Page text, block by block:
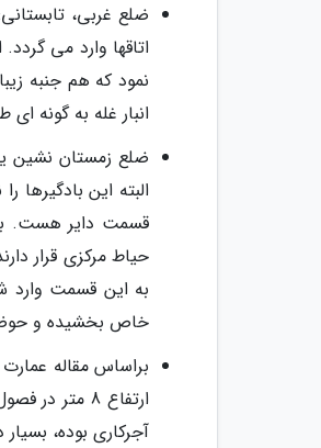
ضلع غربی،
اتاقها وارد می
نمود که هم جنبه
انبار غله به
ضلع زمستان نشین
البته این
قسمت دایر هست.
حیاط مرکزی قرار
به این قسمت وارد
خاص بخشیده و حوض
براساس مقاله
ارتفاع 8
آجرکاری بوده،